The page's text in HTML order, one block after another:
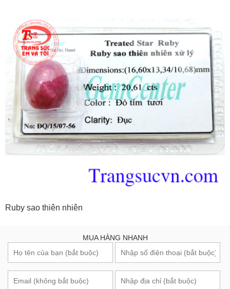
Ruby sao thiên nhiên
MUA HÀNG NHANH